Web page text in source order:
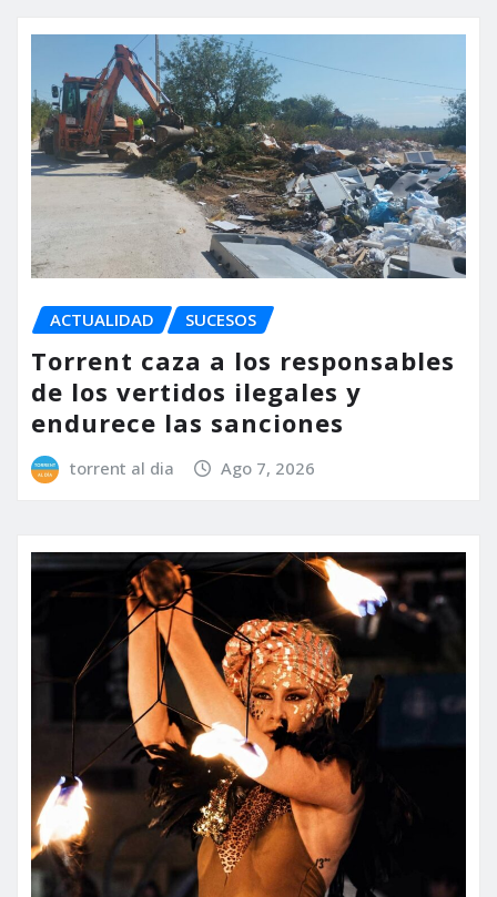
ACTUALIDAD SUCESOS
Torrent caza a los responsables
de los vertidos ilegales y
endurece las sanciones
torrent al dia Ago 7, 2026